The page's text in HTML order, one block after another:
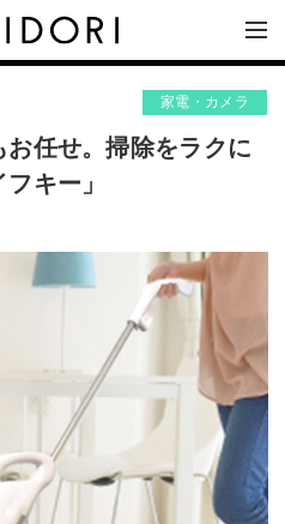
家電・カメラ
任せ。掃除をラクに
キー」